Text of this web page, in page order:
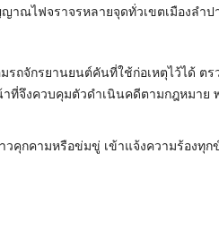
ณไฟจราจรหลายจุดทั่วเขตเมืองลำป
รถจักรยานยนต์คันที่ใช้ก่อเหตุไว้ได้
ที่จึงควบคุมตัวดำเนินคดีตามกฎหมาย
คุกคามหรือข่มขู่ เข้าแจ้งความร้องทุก